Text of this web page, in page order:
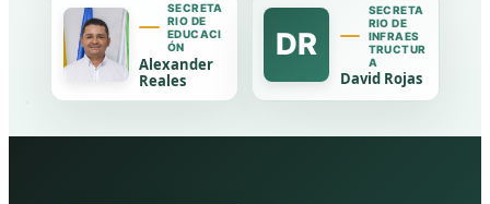
SECRETA
RIO DE
EDUCACI
ÓN
Alexander
Reales
DR
SECRETA
RIO DE
INFRAES
TRUCTUR
A
David Rojas